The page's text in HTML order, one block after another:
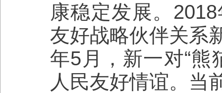
康稳定发展。
友好战略伙伴关系
年5月，新一对“熊
人民友好情谊。当